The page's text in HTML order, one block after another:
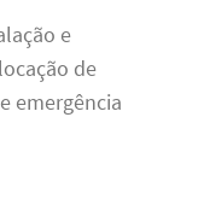
e
de
emergência